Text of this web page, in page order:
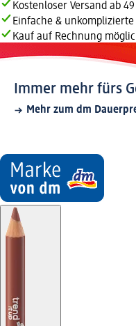
Kostenloser Versand ab
Einfache & unkomplizierte
Kauf auf Rechnung
Immer mehr fürs
Mehr zum dm